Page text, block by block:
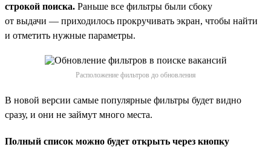
строкой поиска. Раньше все фильтры были сбоку
от выдачи — приходилось прокручивать экран, чтобы найти
и отметить нужные параметры.
Расположение фильтров до обновления
В новой версии самые популярные фильтры будет видно
сразу, и они не займут много места.
Полный список можно будет открыть через кнопку